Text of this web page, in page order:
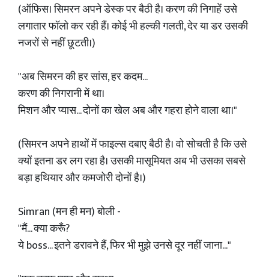
(ऑफिस। सिमरन अपने डेस्क पर बैठी है। करण की निगाहें उसे
लगातार फॉलो कर रही हैं। कोई भी हल्की गलती, देर या डर उसकी
नजरों से नहीं छूटती।)
"अब सिमरन की हर सांस, हर कदम...
करण की निगरानी में था।
मिशन और प्यास... दोनों का खेल अब और गहरा होने वाला था।"
(सिमरन अपने हाथों में फाइल्स दबाए बैठी है। वो सोचती है कि उसे
क्यों इतना डर लग रहा है। उसकी मासूमियत अब भी उसका सबसे
बड़ा हथियार और कमजोरी दोनों है।)
Simran (मन ही मन) बोली -
"मैं... क्या करूँ?
ये boss... इतने डरावने हैं, फिर भी मुझे उनसे दूर नहीं जाना..."